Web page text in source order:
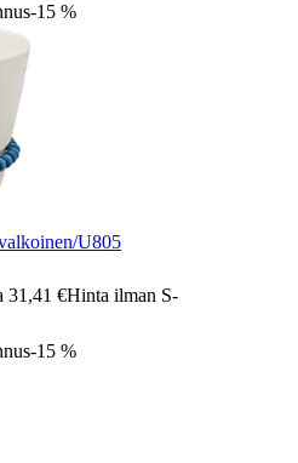
-15 %
U805
31,41 €Hinta ilman S-
-15 %